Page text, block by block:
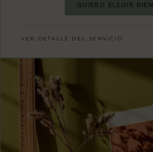
QUIERO ELEGIR BIEN
VER DETALLE DEL SERVICIO